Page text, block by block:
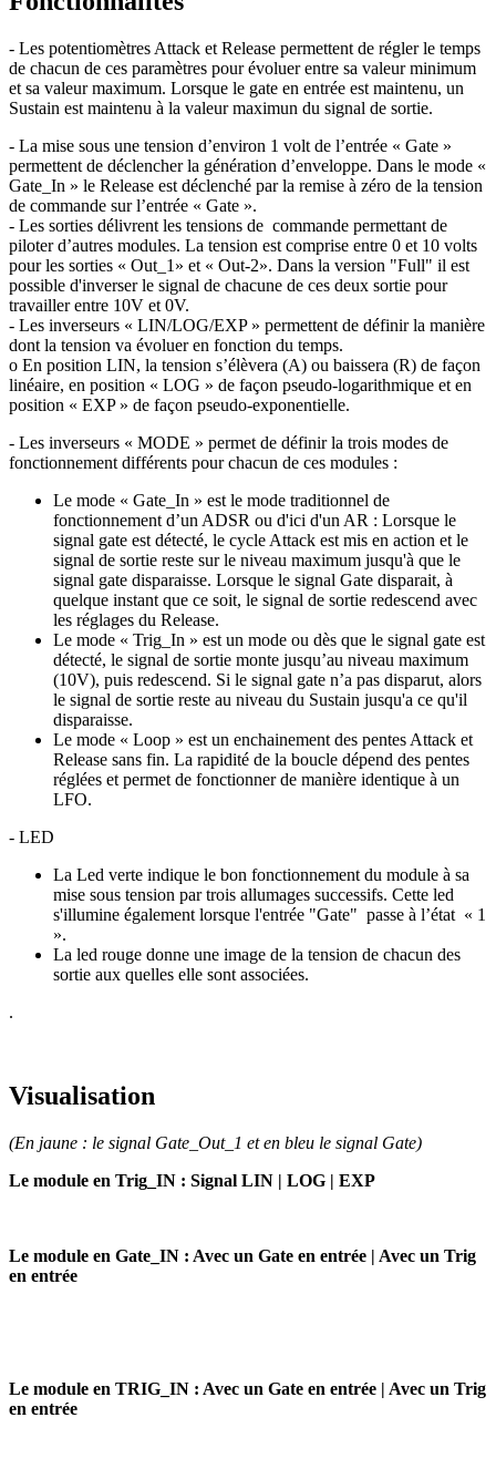
- Les potentiomètres Attack et Release permettent de régler le temps
de chacun de ces paramètres pour évoluer entre sa valeur minimum
et sa valeur maximum. Lorsque le gate en entrée est maintenu, un
Sustain est maintenu à la valeur maximun du signal de sortie.
- La mise sous une tension d’environ 1 volt de l’entrée « Gate »
permettent de déclencher la génération d’enveloppe. Dans le mode «
Gate_In » le Release est déclenché par la remise à zéro de la tension
de commande sur l’entrée « Gate ».
- Les sorties délivrent les tensions de commande permettant de
piloter d’autres modules. La tension est comprise entre 0 et 10 volts
pour les sorties « Out_1» et « Out-2». Dans la version "Full" il est
possible d'inverser le signal de chacune de ces deux sortie pour
travailler entre 10V et 0V.
- Les inverseurs « LIN/LOG/EXP » permettent de définir la manière
dont la tension va évoluer en fonction du temps.
o En position LIN, la tension s’élèvera (A) ou baissera (R) de façon
linéaire, en position « LOG » de façon pseudo-logarithmique et en
position « EXP » de façon pseudo-exponentielle.
- Les inverseurs « MODE » permet de définir la trois modes de
fonctionnement différents pour chacun de ces modules :
Le mode « Gate_In » est le mode traditionnel de
fonctionnement d’un ADSR ou d'ici d'un AR : Lorsque le
signal gate est détecté, le cycle Attack est mis en action et le
signal de sortie reste sur le niveau maximum jusqu'à que le
signal gate disparaisse. Lorsque le signal Gate disparait, à
quelque instant que ce soit, le signal de sortie redescend avec
les réglages du Release.
Le mode « Trig_In » est un mode ou dès que le signal gate est
détecté, le signal de sortie monte jusqu’au niveau maximum
(10V), puis redescend. Si le signal gate n’a pas disparut, alors
le signal de sortie reste au niveau du Sustain jusqu'a ce qu'il
disparaisse.
Le mode « Loop » est un enchainement des pentes Attack et
Release sans fin. La rapidité de la boucle dépend des pentes
réglées et permet de fonctionner de manière identique à un
LFO.
- LED
La Led verte indique le bon fonctionnement du module à sa
mise sous tension par trois allumages successifs. Cette led
s'illumine également lorsque l'entrée "Gate" passe à l’état « 1
».
La led rouge donne une image de la tension de chacun des
sortie aux quelles elle sont associées.
.
Visualisation
(En jaune : le signal Gate_Out_1 et en bleu le signal Gate)
Le module en Trig_IN : Signal LIN | LOG | EXP
Le module en Gate_IN : Avec un Gate en entrée | Avec un Trig
en entrée
Le module en TRIG_IN : Avec un Gate en entrée | Avec un Trig
en entrée